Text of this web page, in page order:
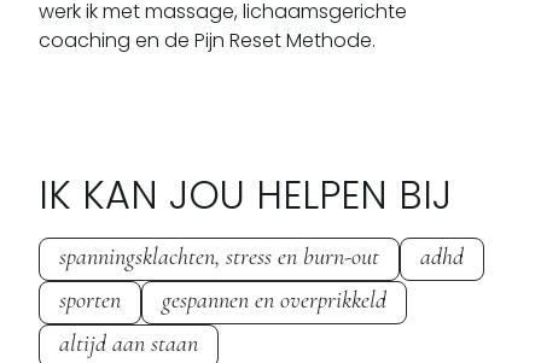
werk ik met massage, lichaamsgerichte
coaching en de Pijn Reset Methode.
IK KAN JOU HELPEN BIJ
spanningsklachten, stress en burn-out
adhd
sporten
gespannen en overprikkeld
altijd aan staan